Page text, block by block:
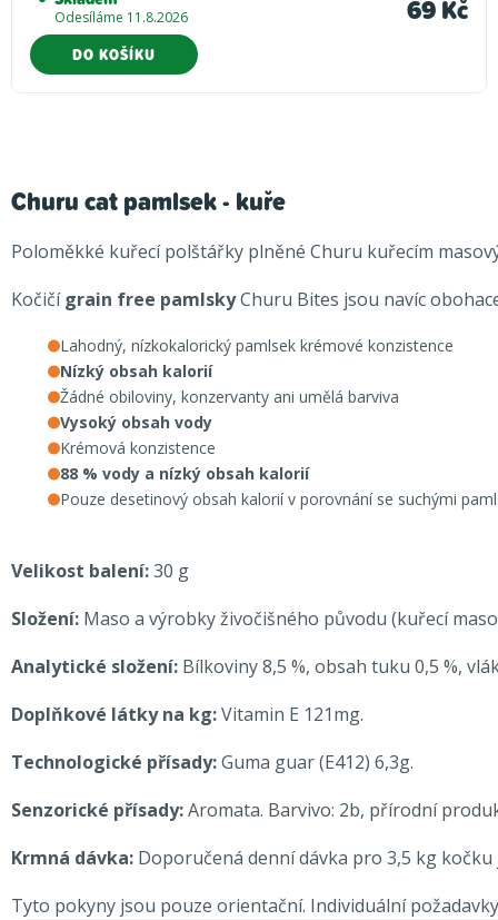
Odesíláme 11.8.2026 69 Kč
DO KOŠÍKU
Churu cat pamlsek - kuře
Poloměkké kuřecí polštářky plněné Churu kuřecím
Kočičígrain free pamlskyChuru Bites jsou navíc
Lahodný, nízkokalorický pamlsek krémové konzistence
Nízký obsah kalorií
Žádné obiloviny, konzervanty ani umělá barviva
Vysoký obsah vody
Krémová konzistence
88 % vody a nízký obsah kalorií
Pouze desetinový obsah kalorií v porovnání se suchými
Velikost balení:30 g
Složení: Maso a výrobky živočišného původu (kuřecí
Analytické složení: Bílkoviny 8,5 %, obsah tuku 0,5 %,
Doplňkové látky na kg:Vitamin E 121mg.
Technologické přísady:Guma guar (E412) 6,3g.
Senzorické přísady:Aromata. Barvivo: 2b, přírodní
Krmná dávka: Doporučená denní dávka pro 3,5 kg kočku
Tyto pokyny jsou pouze orientační. Individuální